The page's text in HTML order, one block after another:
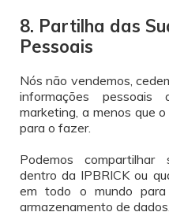
8. Partilha das
Pessoais
Nós não vendemos,
informações
marketing, a menos que
para o fazer.
Podemos compartilhar
dentro da IPBRICK ou
em todo o mundo
armazenamento de dados.